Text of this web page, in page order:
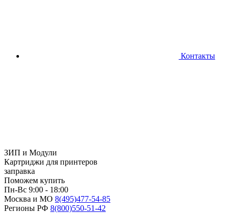
Контакты
ЗИП и Модули
Картриджи для принтеров
заправка
Поможем купить
Пн-Вс 9:00 - 18:00
Москва и МО 8(495)477-54-85
Регионы РФ 8(800)550-51-42